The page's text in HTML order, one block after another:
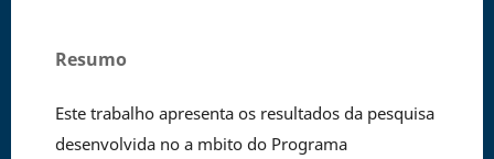
Resumo
Este trabalho apresenta os resultados da pesquisa
desenvolvida no a mbito do Programa